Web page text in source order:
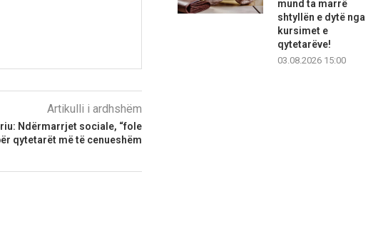
Artikulli i ardhshëm
Ndërmarrjet sociale, “fole
qytetarët më të cenueshëm
mund ta marrë
shtyllën e dytë nga
kursimet e
qytetarëve!
03.08.2026 15:00